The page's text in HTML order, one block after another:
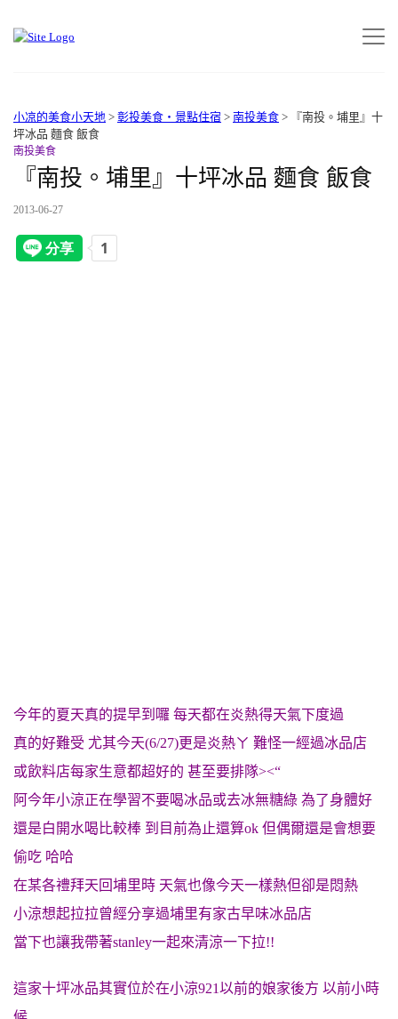
小凉的美食小天地 > 彰投美食‧景點住宿 > 南投美食 >
『南投。埔里』十
坪冰品 麵食 飯食
南投美食
『南投。埔里』十坪冰品 麵食 飯食
2013-06-27
今年的夏天真的提早到囉 每天都在炎熱得天氣下度過
真的好難受 尤其今天(6/27)更是炎熱ㄚ 難怪一經過冰品店
或飲料店每家生意都超好的 甚至要排隊><“
阿今年小涼正在學習不要喝冰品或去冰無糖綠 為了身體好
還是白開水喝比較棒 到目前為止還算ok 但偶爾還是會想要
偷吃 哈哈
在某各禮拜天回埔里時 天氣也像今天一樣熱但卻是悶熱
小涼想起拉拉曾經分享過埔里有家古早味冰品店
當下也讓我帶著stanley一起來清涼一下拉!!
這家十坪冰品其實位於在小涼921以前的娘家後方 以前小時